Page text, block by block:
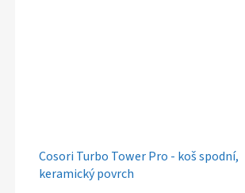
Cosori Turbo Tower Pro - koš spodní,
keramický povrch